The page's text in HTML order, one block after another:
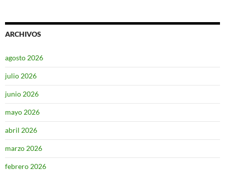
ARCHIVOS
agosto 2026
julio 2026
junio 2026
mayo 2026
abril 2026
marzo 2026
febrero 2026